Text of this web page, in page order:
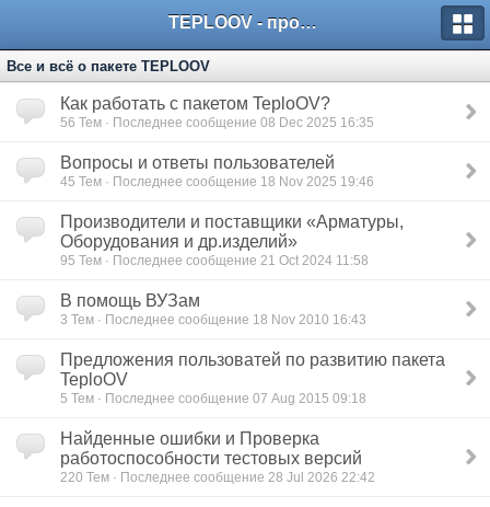
TEPLOOV - программный комплекс для расчёта систем отопления и вентиляции
Все и всё о пакете TEPLOOV
Как работать с пакетом TeploOV?
56 Тем · Последнее сообщение 08 Dec 2025 16:35
Вопросы и ответы пользователей
45 Тем · Последнее сообщение 18 Nov 2025 19:46
Производители и поставщики «Арматуры,
Оборудования и др.изделий»
95 Тем · Последнее сообщение 21 Oct 2024 11:58
В помощь ВУЗам
3 Тем · Последнее сообщение 18 Nov 2010 16:43
Предложения пользоватей по развитию пакета
TeploOV
5 Тем · Последнее сообщение 07 Aug 2015 09:18
Найденные ошибки и Проверка
работоспособности тестовых версий
220 Тем · Последнее сообщение 28 Jul 2026 22:42